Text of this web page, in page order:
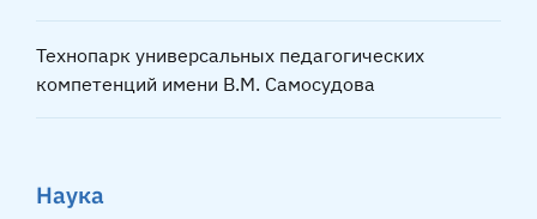
Технопарк универсальных педагогических
компетенций имени В.М. Самосудова
Наука